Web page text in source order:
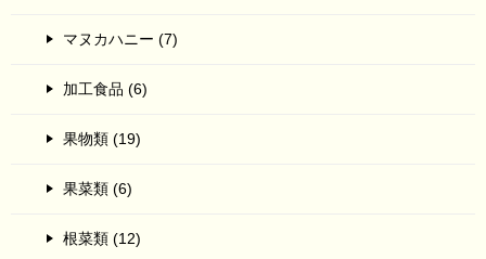
マヌカハニー (7)
加工食品 (6)
果物類 (19)
果菜類 (6)
根菜類 (12)